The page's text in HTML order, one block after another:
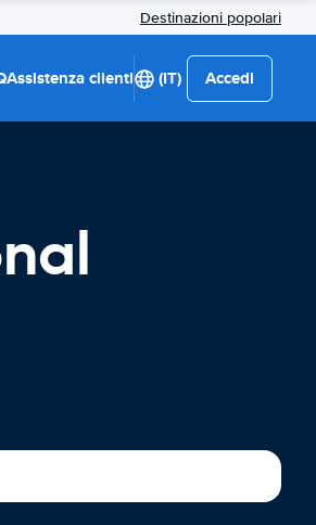
Destinazioni popolari
Assistenza clienti (IT) Accedi